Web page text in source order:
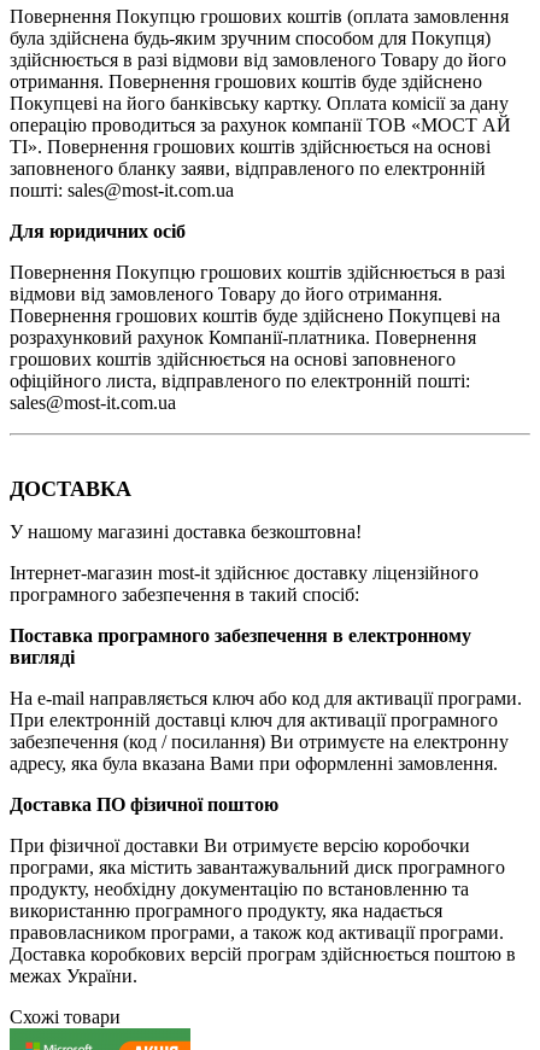
Повернення Покупцю грошових коштів (оплата замовлення
була здійснена будь-яким зручним способом для Покупця)
здійснюється в разі відмови від замовленого Товару до його
отримання. Повернення грошових коштів буде здійснено
Покупцеві на його банківську картку. Оплата комісії за дану
операцію проводиться за рахунок компанії ТОВ «МОСТ АЙ
ТІ». Повернення грошових коштів здійснюється на основі
заповненого бланку заяви, відправленого по електронній
пошті: sales@most-it.com.ua
Для юридичних осіб
Повернення Покупцю грошових коштів здійснюється в разі
відмови від замовленого Товару до його отримання.
Повернення грошових коштів буде здійснено Покупцеві на
розрахунковий рахунок Компанії-платника. Повернення
грошових коштів здійснюється на основі заповненого
офіційного листа, відправленого по електронній пошті:
sales@most-it.com.ua
ДОСТАВКА
У нашому магазині доставка безкоштовна!
Інтернет-магазин most-it здійснює доставку ліцензійного
програмного забезпечення в такий спосіб:
Поставка програмного забезпечення в електронному
вигляді
На e-mail направляється ключ або код для активації програми.
При електронній доставці ключ для активації програмного
забезпечення (код / ​​посилання) Ви отримуєте на електронну
адресу, яка була вказана Вами при оформленні замовлення.
Доставка ПО фізичної поштою
При фізичної доставки Ви отримуєте версію коробочки
програми, яка містить завантажувальний диск програмного
продукту, необхідну документацію по встановленню та
використанню програмного продукту, яка надається
правовласником програми, а також код активації програми.
Доставка коробкових версій програм здійснюється поштою в
межах України.
Схожі товари